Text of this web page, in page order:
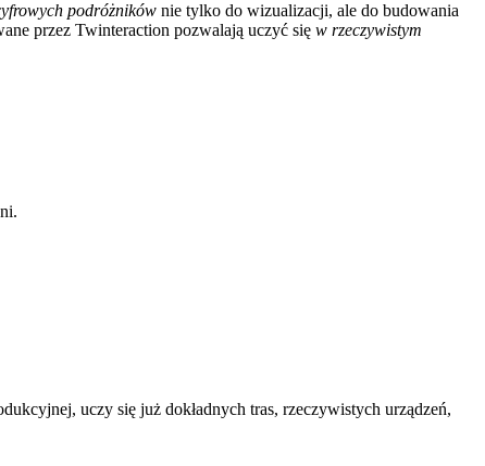
podróżników nie tylko do wizualizacji, ale do budowania
przez Twinteraction pozwalają uczyć się w rzeczywistym
uczy się już dokładnych tras, rzeczywistych urządzeń,